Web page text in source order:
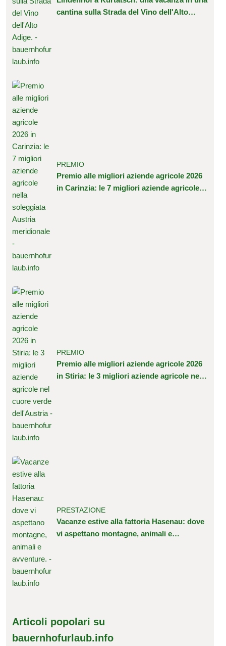
cantina sulla Strada del Vino dell'Alto
PREMIO
Premio alle migliori aziende agricole 2026
in Carinzia: le 7 migliori aziende agricole
PREMIO
Premio alle migliori aziende agricole 2026
in Stiria: le 3 migliori aziende agricole nel
PRESTAZIONE
Vacanze estive alla fattoria Hasenau: dove
vi aspettano montagne, animali e
Articoli popolari su
bauernhofurlaub.info